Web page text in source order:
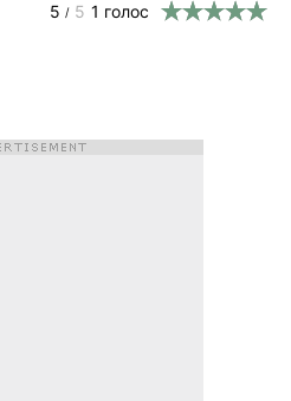
5 / 5 1 голос